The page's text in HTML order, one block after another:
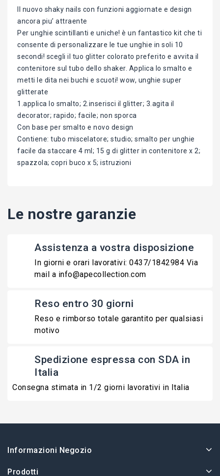
Il nuovo shaky nails con funzioni aggiornate e design
ancora piu’ attraente
Per unghie scintillanti e uniche! è un fantastico kit che ti
consente di personalizzare le tue unghie in soli 10
secondi! scegli il tuo glitter colorato preferito e avvita il
contenitore sul tubo dello shaker. Applica lo smalto e
metti le dita nei buchi e scuoti! wow, unghie super
glitterate
1.applica lo smalto; 2.inserisci il glitter; 3.agita il
decorator; rapido; facile; non sporca
Con base per smalto e novo design
Contiene: tubo miscelatore; studio; smalto per unghie
facile da staccare 4 ml; 15 g di glitter in contenitore x 2;
spazzola; copri buco x 5; istruzioni
Le nostre garanzie
Assistenza a vostra disposizione
In giorni e orari lavorativi: 0437/1842984 Via
mail a info@apecollection.com
Reso entro 30 giorni
Reso e rimborso totale garantito per qualsiasi
motivo
Spedizione espressa con SDA in
Italia
Consegna stimata in 1/2 giorni lavorativi in Italia
Informazioni Negozio
Prodotti